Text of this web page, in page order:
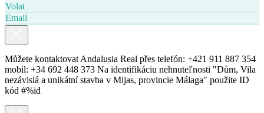
Volat
Email
Můžete kontaktovat Andalusia Real přes telefón: +421 911 887 354
mobil: +34 692 448 373 Na identifikáciu nehnuteľnosti "Dům, Vila
nezávislá a unikátní stavba v Mijas, provincie Málaga" použite ID
kód #%id